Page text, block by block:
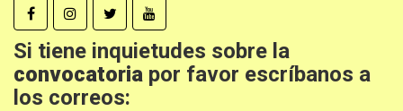
Si tiene inquietudes sobre la
convocatoria por favor escríbanos a
los correos: